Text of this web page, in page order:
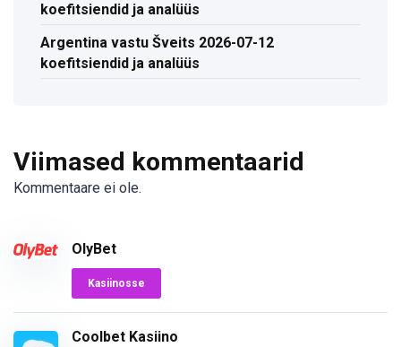
koefitsiendid ja analüüs
Argentina vastu Šveits 2026-07-12
koefitsiendid ja analüüs
Viimased kommentaarid
Kommentaare ei ole.
OlyBet
Kasiinosse
Coolbet Kasiino